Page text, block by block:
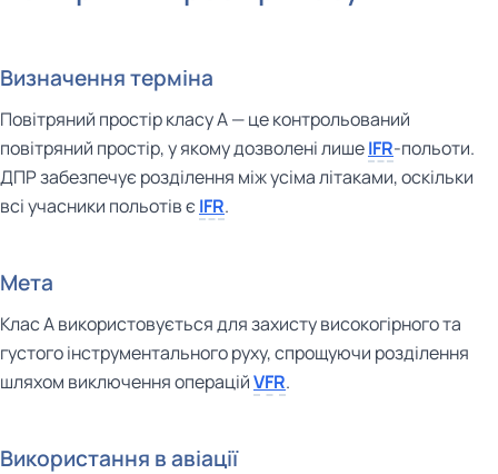
Визначення терміна
Повітряний простір класу A — це контрольований
повітряний простір, у якому дозволені лишеIFR-польоти.
ДПР забезпечує розділення між усіма літаками, оскільки
всі учасники польотів є IFR.
Мета
Клас A використовується для захисту високогірного та
густого інструментального руху, спрощуючи розділення
шляхом виключення операційVFR.
Використання в авіації